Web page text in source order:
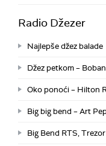
Radio Džezer
Najlepše džez balade
Džez petkom –
Oko ponoći – Hilton
Big big bend – Art
Big Bend RTS, Trezor